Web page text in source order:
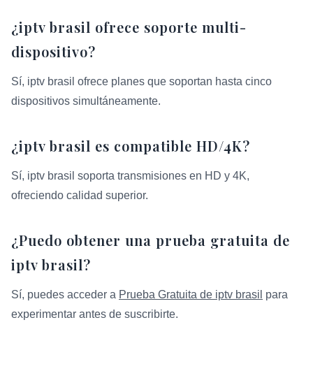
¿iptv brasil ofrece soporte multi-
dispositivo?
Sí, iptv brasil ofrece planes que soportan hasta cinco
dispositivos simultáneamente.
¿iptv brasil es compatible HD/4K?
Sí, iptv brasil soporta transmisiones en HD y 4K,
ofreciendo calidad superior.
¿Puedo obtener una prueba gratuita de
iptv brasil?
Sí, puedes acceder a Prueba Gratuita de iptv brasil para
experimentar antes de suscribirte.